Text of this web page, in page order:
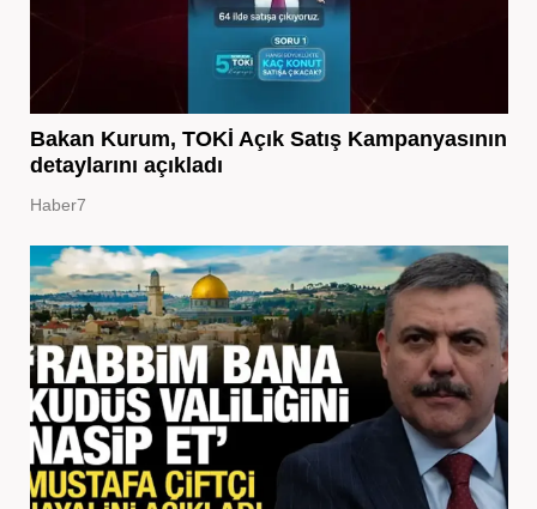
Bakan Kurum, TOKİ Açık Satış Kampanyasının
detaylarını açıkladı
Haber7